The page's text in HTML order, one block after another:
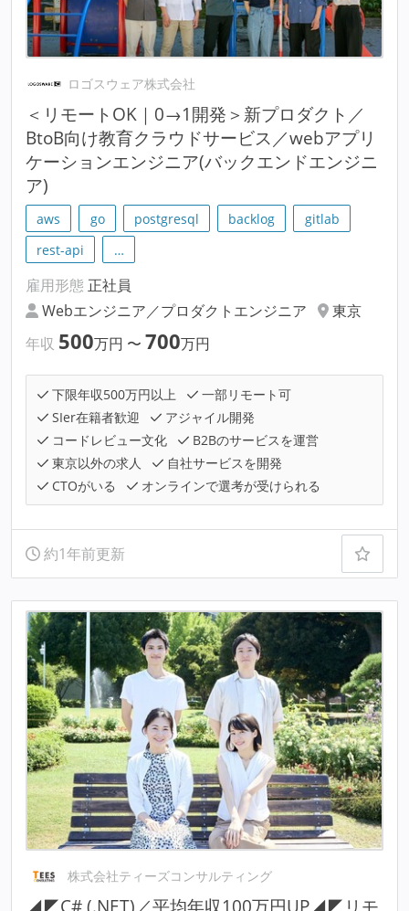
ロゴスウェア株式会社
＜リモートOK｜0→1開発＞新プロダクト／
BtoB向け教育クラウドサービス／webアプリ
ケーションエンジニア(バックエンドエンジニ
ア)
aws go postgresql backlog
gitlab
rest-api
…
雇用形態 正社員
Webエンジニア／プロダクトエンジニア
東京
年収 500万円 〜 700万円
下限年収500万円以上
一部リモート可
SIer在籍者歓迎
アジャイル開発
コードレビュー文化
B2Bのサービスを運営
東京以外の求人
自社サービスを開発
CTOがいる
オンラインで選考が受けられる
約1年前更新
株式会社ティーズコンサルティング
◢◤C# (.NET)／平均年収100万円UP◢◤リモ